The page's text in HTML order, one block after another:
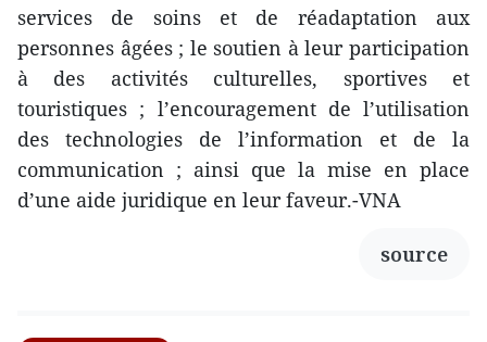
services de soins et de réadaptation aux
personnes âgées ; le soutien à leur participation
à des activités culturelles, sportives et
touristiques ; l’encouragement de l’utilisation
des technologies de l’information et de la
communication ; ainsi que la mise en place
d’une aide juridique en leur faveur.-VNA
source